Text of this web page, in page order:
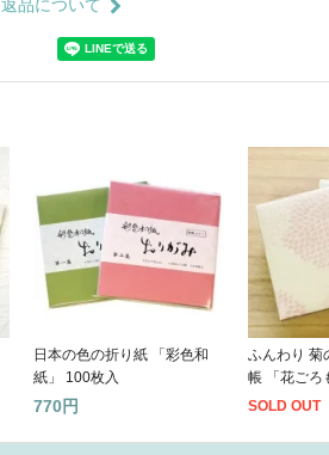
返品について
日本の色の折り紙 「彩色和
紙」 100枚入
770円
ふんわり
帳 「花ごろ
SOLD OUT